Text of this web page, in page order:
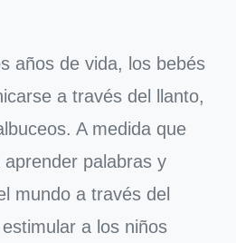
años de vida, los bebés
a través del llanto,
A medida que
palabras y
mundo a través del
a los niños